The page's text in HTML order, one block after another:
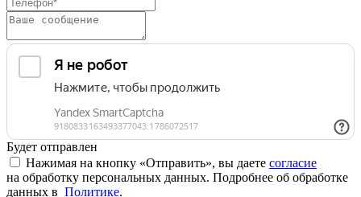
Будет отправлен
Нажимая на кнопку «Отправить», вы даете согласие
на обработку персональных данных. Подробнее об обработке
данных в Политике.